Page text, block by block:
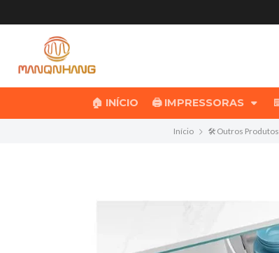
🏠 INÍCIO 🖨️ IMPRESSORAS
Início 🛠️ Outros Produtos